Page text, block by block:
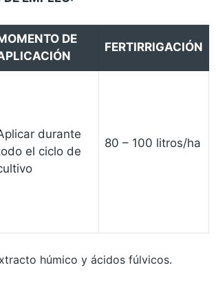
DE
FERTIRRIGACIÓN
durante
el ciclo de
80 – 100 litros/ha
húmico y ácidos fúlvicos.